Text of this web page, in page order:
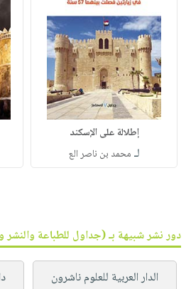
إطلالة على الإسكند
لـ محمد بن ناصر الع
دور نشر شبيهة بـ (جداول للطباعة والنشر
الدار العربية للعلوم ناشرون